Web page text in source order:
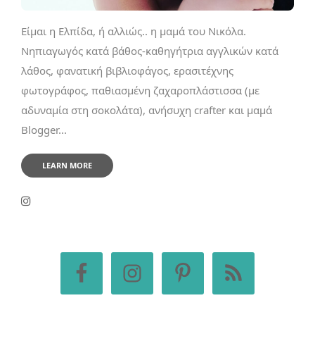
Είμαι η Ελπίδα, ή αλλιώς.. η μαμά του Νικόλα.
Νηπιαγωγός κατά βάθος-καθηγήτρια αγγλικών κατά
λάθος, φανατική βιβλιοφάγος, ερασιτέχνης
φωτογράφος, παθιασμένη ζαχαροπλάστισσα (με
αδυναμία στη σοκολάτα), ανήσυχη crafter και μαμά
Blogger...
LEARN MORE